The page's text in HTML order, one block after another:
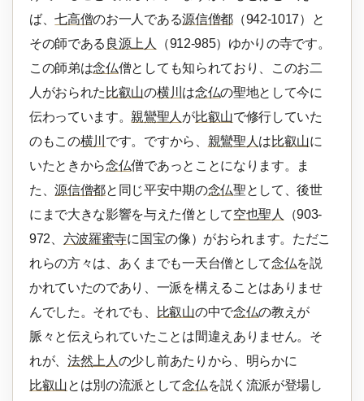
ば、七高僧のお一人である源信僧都（942-1017）と
その師である 良源上人
（912-985）ゆかりの寺です。
この師弟は念仏僧としても知られており、このお二
人がおられた 比叡山の横川 は念仏の聖地として今に
伝わっています。 親鸞聖人 が比叡山で修行していた
のもこの横川 です。ですから、 親鸞聖人 は比叡山に
いたときから念仏僧であっとことになります。ま
た、源信僧都と同じ平安中期の念仏聖として、後世
にまで大きな影響を与えた僧として空也聖人
（903-
972、 六波羅蜜寺に国宝の像）がおられます。ただこ
れらの方々は、あくまでも一天台僧として念仏を説
かれていたのであり、一派を構えることはありませ
んでした。それでも、
比叡山の中で念仏の教えが
脈々と伝えられていたことは間違えありません。そ
れが、法然上人 の少し前あたりから、明らかに
比叡山とは別の流派として念仏を説く流派が登場し